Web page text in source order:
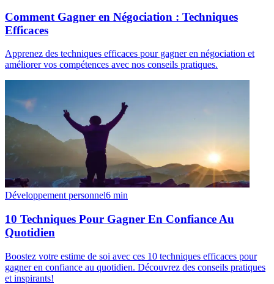
Comment Gagner en Négociation : Techniques
Efficaces
Apprenez des techniques efficaces pour gagner en négociation et
améliorer vos compétences avec nos conseils pratiques.
Développement personnel6 min
10 Techniques Pour Gagner En Confiance Au
Quotidien
Boostez votre estime de soi avec ces 10 techniques efficaces pour
gagner en confiance au quotidien. Découvrez des conseils pratiques
et inspirants!